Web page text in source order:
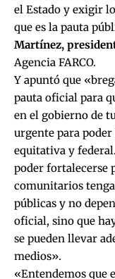
el Estado y exigir
que es la pauta
Martínez,
Agencia FARCO.
Y apuntó que
pauta oficial para
en el gobierno de
urgente para
equitativa y
poder fortalecerse
comunitarios
públicas y no
oficial, sino que
se pueden llevar
medios».
«Entendemos que